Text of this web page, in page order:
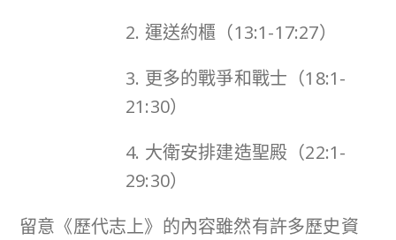
2. 運送約櫃（13:1-17:27）
3. 更多的戰爭和戰士（18:1-
21:30）
4. 大衛安排建造聖殿（22:1-
29:30）
留意《歷代志上》的內容雖然有許多歷史資